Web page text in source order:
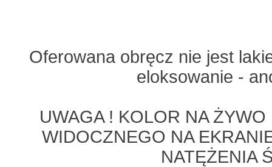
Oferowana obręcz nie jest
eloksowanie -
UWAGA ! KOLOR NA
WIDOCZNEGO NA
NATĘŻENIA